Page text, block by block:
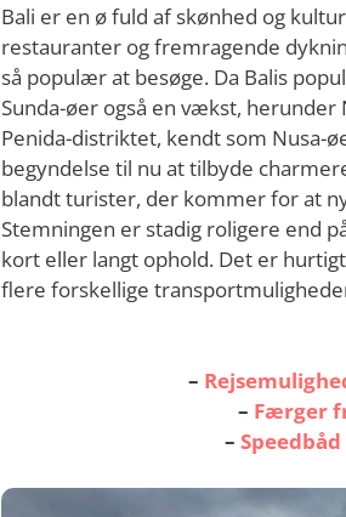
Bali er en ø fuld af skønhed og
restauranter og fremragende
så populær at besøge. Da Balis
Sunda-øer også en vækst,
Penida-distriktet, kendt som Nusa-
begyndelse til nu at tilbyde
blandt turister, der kommer for at
Stemningen er stadig roligere end
kort eller langt ophold. Det er
flere forskellige
–
– Færger
–